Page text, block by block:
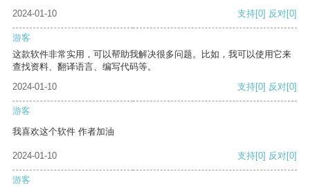
2024-01-10
支持[0] 反对[0]
游客
这款软件非常实用，可以帮助我解决很多问题。比如，我可以使用它来
查找资料、翻译语言、编写代码等。
2024-01-10
支持[0] 反对[0]
游客
我喜欢这个软件 作者加油
2024-01-10 支持[0] 反对[0]
游客